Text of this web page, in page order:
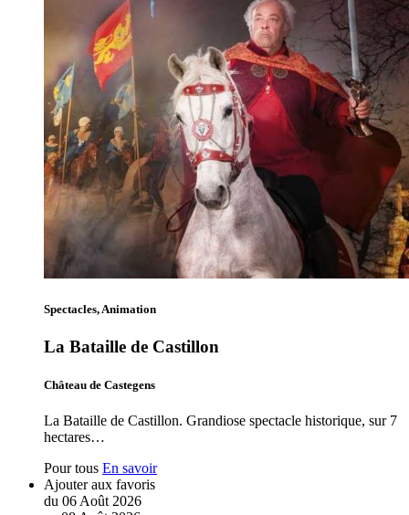
Spectacles, Animation
La Bataille de Castillon
Château de Castegens
La Bataille de Castillon. Grandiose spectacle historique, sur 7
hectares…
Pour tous En savoir
Ajouter aux favoris
du 06 Août 2026